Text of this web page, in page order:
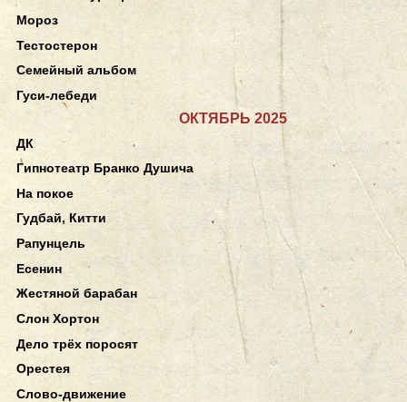
Мороз
Тестостерон
Семейный альбом
Гуси-лебеди
ОКТЯБРЬ 2025
ДК
Гипнотеатр Бранко Душича
На покое
Гудбай, Китти
Рапунцель
Есенин
Жестяной барабан
Слон Хортон
Дело трёх поросят
Орестея
Слово-движение